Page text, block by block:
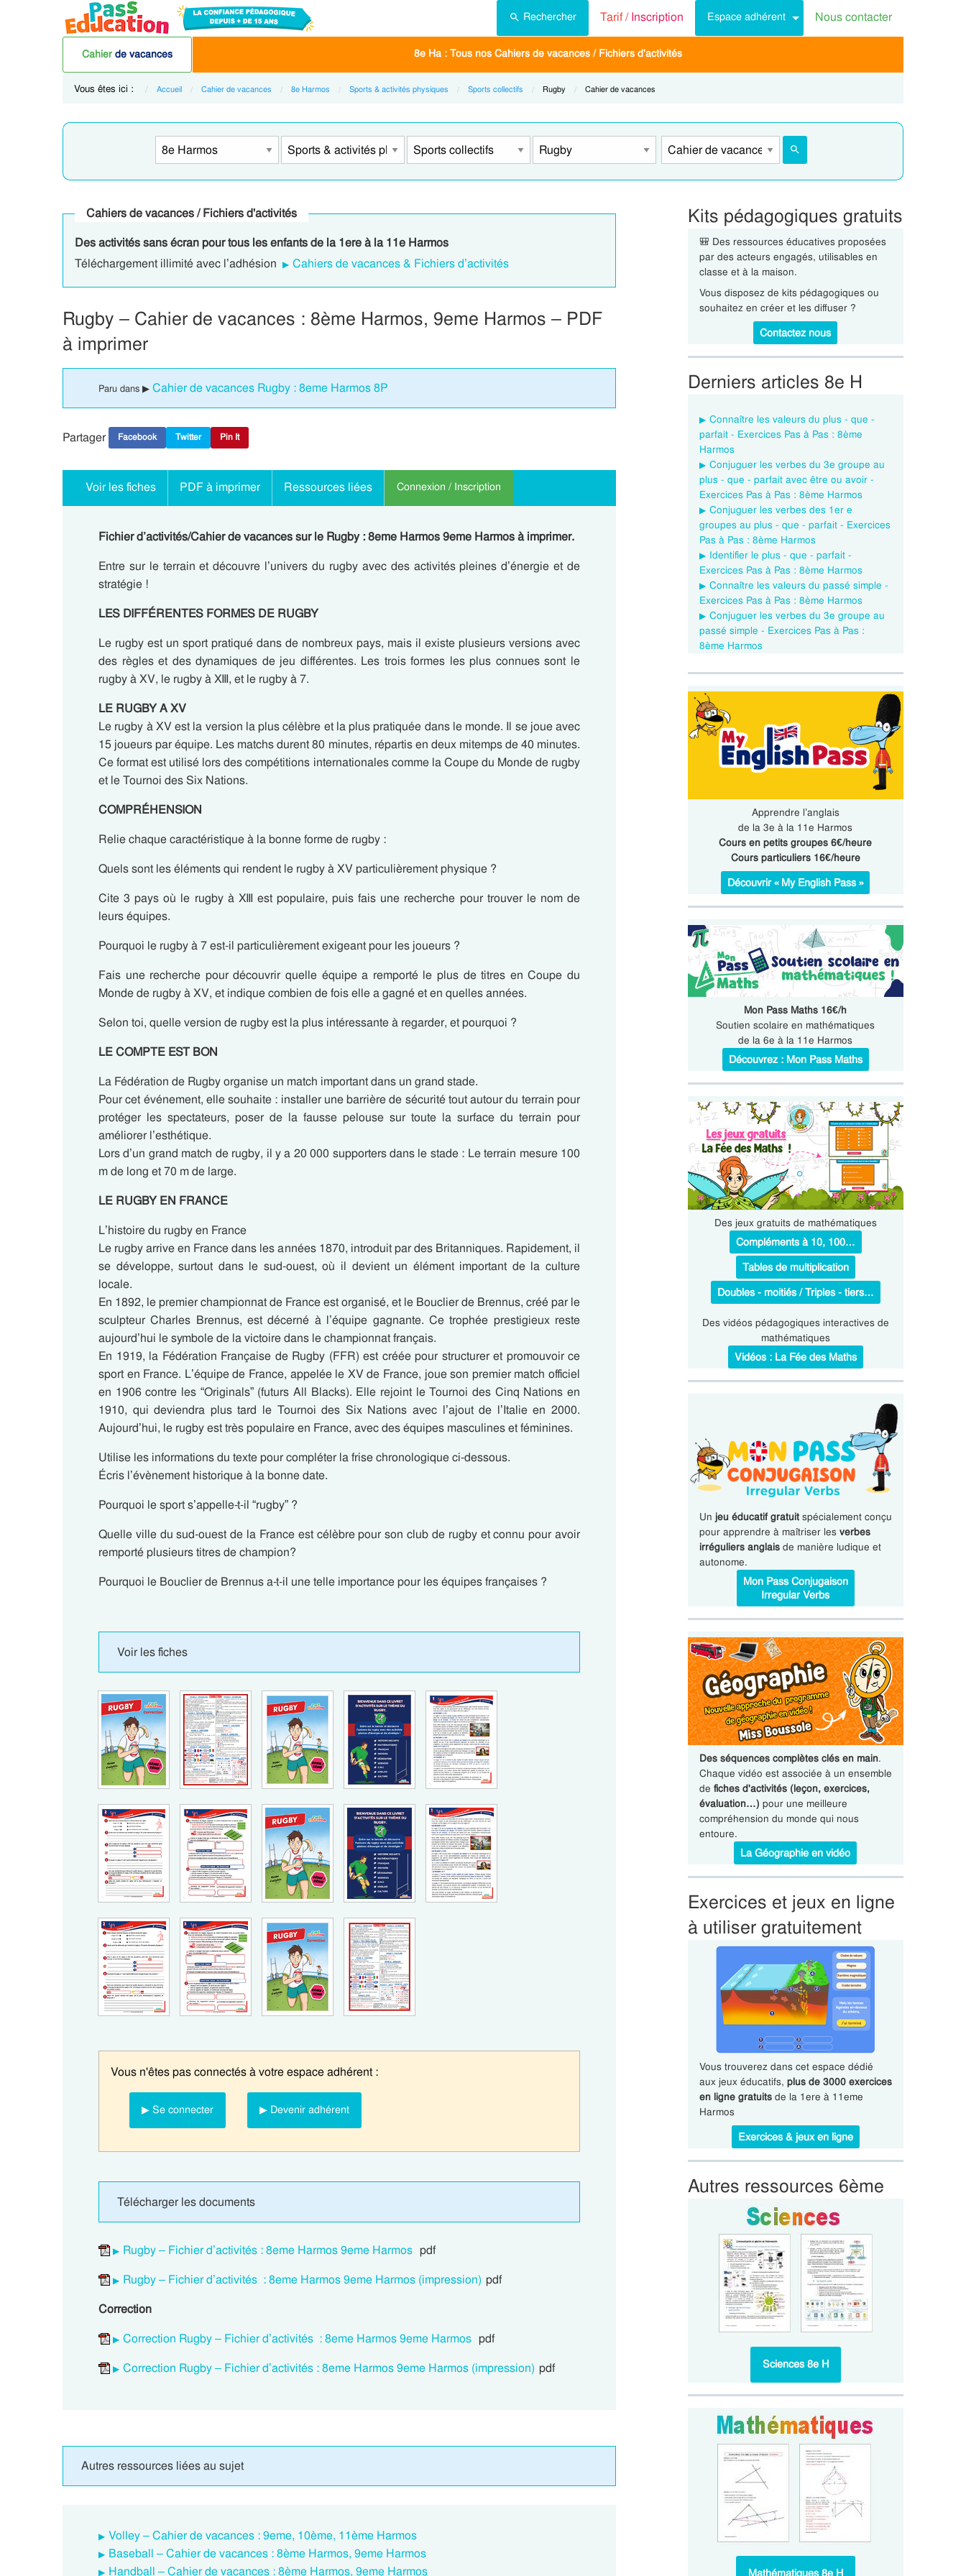
Rechercher Tarif /Inscription Espace adhérent Nous contacter
Cahier de vacances 8e Ha : Tous nos Cahiers de vacances / Fichiers d'activités
Vous êtes ici : Accueil Cahier de vacances 8e Harmos Sports & activités physiques Sports collectifs Current:
Rugby Current:
Cahier de vacances
Cahiers de vacances / Fichiers d'activités
Des activités sans écran pour tous les enfants de la 1ere à la 11e Harmos
Téléchargement illimité avec l’adhésion
Cahiers de vacances & Fichiers d’activités
Rugby – Cahier de vacances : 8ème Harmos, 9eme Harmos – PDF
à imprimer
Paru dans ▶ Cahier de vacances Rugby : 8eme Harmos 8P
Partager Facebook Twitter Pin It
Voir les fiches PDF à imprimer Ressources liées Connexion / Inscription
Fichier d’activités/Cahier de vacances sur le Rugby : 8eme Harmos 9eme Harmos à imprimer.
Entre sur le terrain et découvre l’univers du rugby avec des activités pleines d’énergie et de
stratégie !
LES DIFFÉRENTES FORMES DE RUGBY
Le rugby est un sport pratiqué dans de nombreux pays, mais il existe plusieurs versions avec
des règles et des dynamiques de jeu différentes. Les trois formes les plus connues sont le
rugby à XV, le rugby à XIII, et le rugby à 7.
LE RUGBY A XV
Le rugby à XV est la version la plus célèbre et la plus pratiquée dans le monde. Il se joue avec
15 joueurs par équipe. Les matchs durent 80 minutes, répartis en deux mitemps de 40 minutes.
Ce format est utilisé lors des compétitions internationales comme la Coupe du Monde de rugby
et le Tournoi des Six Nations.
COMPRÉHENSION
Relie chaque caractéristique à la bonne forme de rugby :
Quels sont les éléments qui rendent le rugby à XV particulièrement physique ?
Cite 3 pays où le rugby à XIII est populaire, puis fais une recherche pour trouver le nom de
leurs équipes.
Pourquoi le rugby à 7 est-il particulièrement exigeant pour les joueurs ?
Fais une recherche pour découvrir quelle équipe a remporté le plus de titres en Coupe du
Monde de rugby à XV, et indique combien de fois elle a gagné et en quelles années.
Selon toi, quelle version de rugby est la plus intéressante à regarder, et pourquoi ?
LE COMPTE EST BON
La Fédération de Rugby organise un match important dans un grand stade.
Pour cet événement, elle souhaite : installer une barrière de sécurité tout autour du terrain pour
protéger les spectateurs, poser de la fausse pelouse sur toute la surface du terrain pour
améliorer l’esthétique.
Lors d’un grand match de rugby, il y a 20 000 supporters dans le stade : Le terrain mesure 100
m de long et 70 m de large.
LE RUGBY EN FRANCE
L’histoire du rugby en France
Le rugby arrive en France dans les années 1870, introduit par des Britanniques. Rapidement, il
se développe, surtout dans le sud-ouest, où il devient un élément important de la culture
locale.
En 1892, le premier championnat de France est organisé, et le Bouclier de Brennus, créé par le
sculpteur Charles Brennus, est décerné à l’équipe gagnante. Ce trophée prestigieux reste
aujourd’hui le symbole de la victoire dans le championnat français.
En 1919, la Fédération Française de Rugby (FFR) est créée pour structurer et promouvoir ce
sport en France. L’équipe de France, appelée le XV de France, joue son premier match officiel
en 1906 contre les “Originals” (futurs All Blacks). Elle rejoint le Tournoi des Cinq Nations en
1910, qui deviendra plus tard le Tournoi des Six Nations avec l’ajout de l’Italie en 2000.
Aujourd’hui, le rugby est très populaire en France, avec des équipes masculines et féminines.
Utilise les informations du texte pour compléter la frise chronologique ci-dessous.
Écris l’évènement historique à la bonne date.
Pourquoi le sport s’appelle-t-il “rugby” ?
Quelle ville du sud-ouest de la France est célèbre pour son club de rugby et connu pour avoir
remporté plusieurs titres de champion?
Pourquoi le Bouclier de Brennus a-t-il une telle importance pour les équipes françaises ?
Voir les fiches
Vous n'êtes pas connectés à votre espace adhérent :
▶ Se connecter ▶ Devenir adhérent
Télécharger les documents
Rugby – Fichier d’activités : 8eme Harmos 9eme Harmos pdf
Rugby – Fichier d’activités : 8eme Harmos 9eme Harmos (impression) pdf
Correction
Correction Rugby – Fichier d’activités : 8eme Harmos 9eme Harmos pdf
Correction Rugby – Fichier d’activités : 8eme Harmos 9eme Harmos (impression) pdf
Autres ressources liées au sujet
Volley – Cahier de vacances : 9eme, 10ème, 11ème Harmos
Baseball – Cahier de vacances : 8ème Harmos, 9eme Harmos
Handball – Cahier de vacances : 8ème Harmos, 9eme Harmos
Kits pédagogiques gratuits
🎒 Des ressources éducatives proposées
par des acteurs engagés, utilisables en
classe et à la maison.
Vous disposez de kits pédagogiques ou
souhaitez en créer et les diffuser ?
Contactez nous
Derniers articles 8e H
Connaître les valeurs du plus - que -
parfait - Exercices Pas à Pas : 8ème
Harmos
Conjuguer les verbes du 3e groupe au
plus - que - parfait avec être ou avoir -
Exercices Pas à Pas : 8ème Harmos
Conjuguer les verbes des 1er e
groupes au plus - que - parfait - Exercices
Pas à Pas : 8ème Harmos
Identifier le plus - que - parfait -
Exercices Pas à Pas : 8ème Harmos
Connaître les valeurs du passé simple -
Exercices Pas à Pas : 8ème Harmos
Conjuguer les verbes du 3e groupe au
passé simple - Exercices Pas à Pas :
8ème Harmos
Apprendre l’anglais
de la 3e à la 11e Harmos
Cours en petits groupes 6€/heure
Cours particuliers 16€/heure
Découvrir « My English Pass »
Mon Pass Maths 16€/h
Soutien scolaire en mathématiques
de la 6e à la 11e Harmos
Découvrez : Mon Pass Maths
Des jeux gratuits de mathématiques
Compléments à 10, 100…
Tables de multiplication
Doubles - moitiés / Triples - tiers…
Des vidéos pédagogiques interactives de
mathématiques
Vidéos : La Fée des Maths
Un jeu éducatif gratuitspécialement conçu
pour apprendre à maîtriser les verbes
irréguliers anglaisde manière ludique et
autonome.
Mon Pass Conjugaison
Irregular Verbs
Des séquences complètes clés en main.
Chaque vidéo est associée à un ensemble
de fiches d'activités (leçon, exercices,
évaluation…) pour une meilleure
compréhension du monde qui nous
entoure.
La Géographie en vidéo
Exercices et jeux en ligne
à utiliser gratuitement
Vous trouverez dans cet espace dédié
aux jeux éducatifs, plus de 3000 exercices
en ligne gratuitsde la 1ere à 11eme
Harmos
Exercices & jeux en ligne
Autres ressources 6ème
Sciences 8e H
Mathématiques 8e H